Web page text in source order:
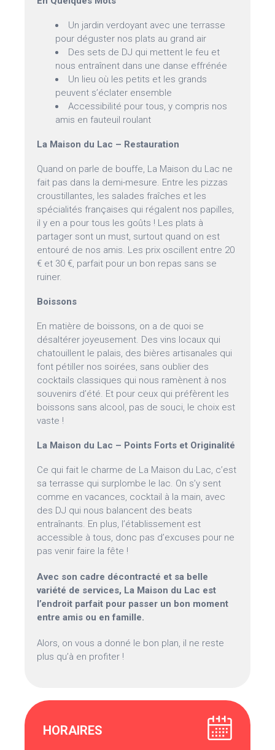
Un jardin verdoyant avec une terrasse
pour déguster nos plats au grand air
Des sets de DJ qui mettent le feu et
nous entraînent dans une danse effrénée
Un lieu où les petits et les grands
peuvent s’éclater ensemble
Accessibilité pour tous, y compris nos
amis en fauteuil roulant
La Maison du Lac – Restauration
Quand on parle de bouffe, La Maison du Lac ne
fait pas dans la demi-mesure. Entre les pizzas
croustillantes, les salades fraîches et les
spécialités françaises qui régalent nos papilles,
il y en a pour tous les goûts ! Les plats à
partager sont un must, surtout quand on est
entouré de nos amis. Les prix oscillent entre 20
€ et 30 €, parfait pour un bon repas sans se
ruiner.
Boissons
En matière de boissons, on a de quoi se
désaltérer joyeusement. Des vins locaux qui
chatouillent le palais, des bières artisanales qui
font pétiller nos soirées, sans oublier des
cocktails classiques qui nous ramènent à nos
souvenirs d’été. Et pour ceux qui préfèrent les
boissons sans alcool, pas de souci, le choix est
vaste !
La Maison du Lac – Points Forts et Originalité
Ce qui fait le charme de La Maison du Lac, c’est
sa terrasse qui surplombe le lac. On s’y sent
comme en vacances, cocktail à la main, avec
des DJ qui nous balancent des beats
entraînants. En plus, l’établissement est
accessible à tous, donc pas d’excuses pour ne
pas venir faire la fête !
Avec son cadre décontracté et sa belle
variété de services, La Maison du Lac est
l’endroit parfait pour passer un bon moment
entre amis ou en famille.
Alors, on vous a donné le bon plan, il ne reste
plus qu’à en profiter !
HORAIRES